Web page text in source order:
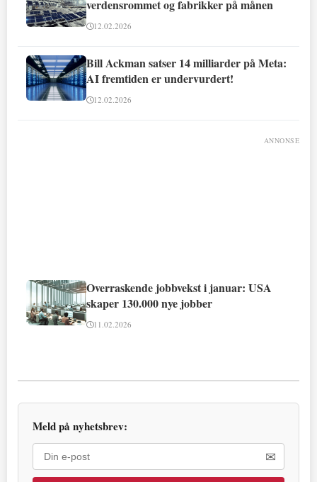
verdensrommet og fabrikker på månen
12.02.2026
Bill Ackman satser 14 milliarder på Meta:
AI fremtiden er undervurdert!
12.02.2026
ANNONSE
Overraskende jobbvekst i januar: USA
skaper 130.000 nye jobber
11.02.2026
Meld på nyhetsbrev:
✉